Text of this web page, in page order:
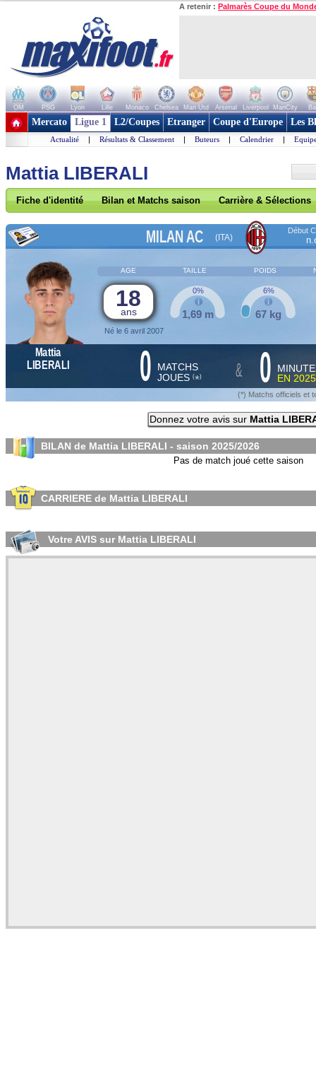
A retenir : Palmarès Coupe du
OM PSG Lyon Lille Monaco Chelsea Man Utd Arsenal Liverpool ManCity
+ de clubs
Mercato Ligue 1 L2/Coupes Etranger Coupe d'Europe Les
Actualité | Résultats & Classement | Buteurs | Calendrier |
Mattia LIBERALI
Fiche d'identité Bilan et Matchs saison Carrière & Sélections
MILAN AC (ITA)
Début
AGE TAILLE POIDS
18
ans
Né le 6 avril 2007
1,69 m
0%
67 kg
6%
Mattia
LIBERALI
0 MATCHS
JOUES (*) & 0
EN
(*) Matchs officiels et
Donnez votre avis sur Mattia
BILAN de Mattia LIBERALI - saison 2025/2026
Pas de match joué cette saison
CARRIERE de Mattia LIBERALI
Votre AVIS sur Mattia LIBERALI